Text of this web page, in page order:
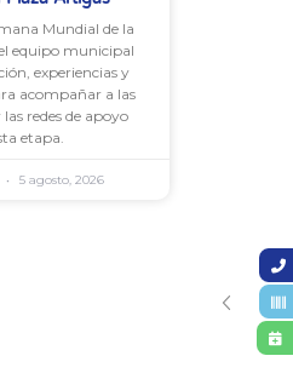
Mundial de la
equipo municipal
experiencias y
acompañar a las
redes de apoyo
etapa.
5 agosto, 2026